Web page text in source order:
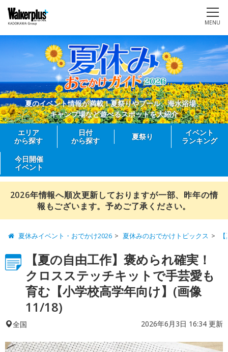
MENU
夏のイベント情報が満載！夏祭りやプール、海水浴場、
キャンプ場など遊べるスポットを大紹介
エリア
から探す
日付
から探す
夏祭り
イベント
ランキング
今日開催
イベント
2026年情報へ順次更新しておりますが一部、昨年の情
報もございます。予めご了承ください。
夏休みイベント・おでかけ2026 夏休みのおでかけトピックス
【夏の自由工作】褒められ確実！
クロスステッチキットで手芸愛も
育む【小学校高学年向け】(画像
11/18)
全国 2026年6月3日 16:34 更新